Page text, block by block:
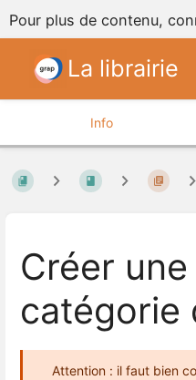
Pour plus de contenu,
La librairie
Info
Créer
catégorie
Attention : il faut bien